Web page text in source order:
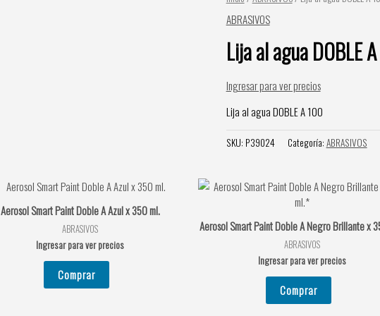
ABRASIVOS
Lija al agua DOBLE
Ingresar para ver precios
Lija al agua DOBLE A 100
SKU: P39024 Categoría: ABRASIVOS
Aerosol Smart Paint Doble A Azul x 350 ml.
ABRASIVOS
Ingresar para ver precios
Comprar
Aerosol Smart Paint Doble A Negro Brillante x
ABRASIVOS
Ingresar para ver precios
Comprar